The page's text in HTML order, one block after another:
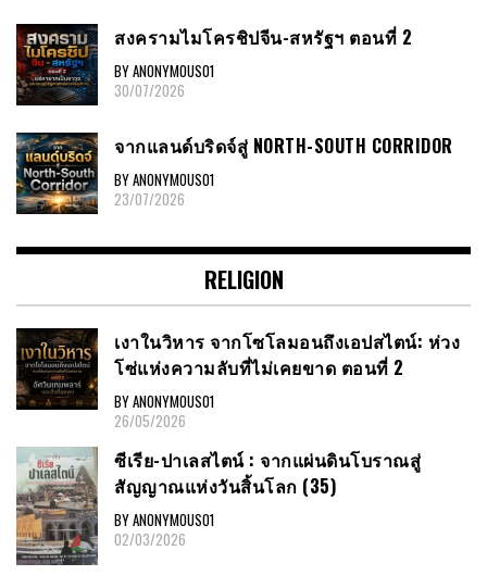
สงครามไมโครชิปจีน-สหรัฐฯ ตอนที่ 2
BY ANONYMOUS01
30/07/2026
จากแลนด์บริดจ์สู่ NORTH-SOUTH CORRIDOR
BY ANONYMOUS01
23/07/2026
RELIGION
เงาในวิหาร จากโซโลมอนถึงเอปสไตน์: ห่วง
โซ่แห่งความลับที่ไม่เคยขาด ตอนที่ 2
BY ANONYMOUS01
26/05/2026
ซีเรีย​-ปาเลสไตน์​ : จากแผ่นดินโบราณสู่
สัญญาณ​แห่งวันสิ้นโลก​ (35)
BY ANONYMOUS01
02/03/2026